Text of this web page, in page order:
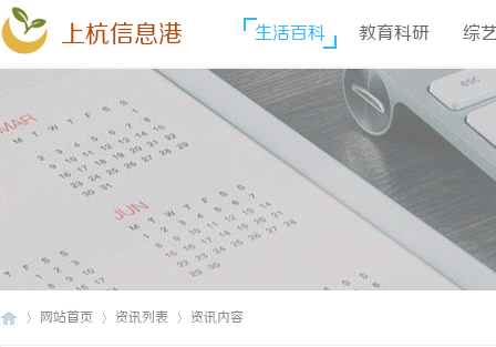
上杭信息港 生活百科 教育科研 综
网站首页 资讯列表 资讯内容